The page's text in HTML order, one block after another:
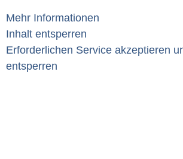
Mehr Informationen
Inhalt entsperren
Erforderlichen Service akzeptieren
entsperren